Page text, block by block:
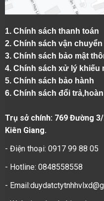
1. Chính sách thanh toán
2. Chính sách vận chuyển
3. Chính sách bảo mật
4. Chính sách xử lý khiếu
5. Chính sách bảo hành
6. Chính sách đổi
Trụ sở chính: 769 Đường
Kiên Giang.
- Điện thoại: 0917 99 88 05
- Hotline: 0848558558
-